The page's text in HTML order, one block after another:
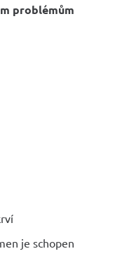
problémům
je schopen